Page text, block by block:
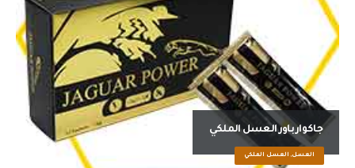
جاكوار باور العسل الملكي
العسل, العسل الملكي